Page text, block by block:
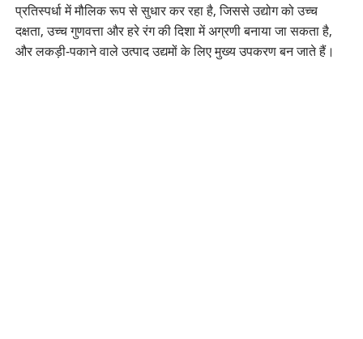
प्रतिस्पर्धा में मौलिक रूप से सुधार कर रहा है, जिससे उद्योग को उच्च
दक्षता, उच्च गुणवत्ता और हरे रंग की दिशा में अग्रणी बनाया जा सकता है,
और लकड़ी-पकाने वाले उत्पाद उद्यमों के लिए मुख्य उपकरण बन जाते हैं।